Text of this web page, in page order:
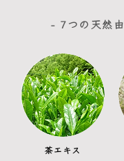
- 7つの天然
​茶エキス